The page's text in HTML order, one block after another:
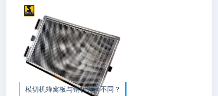
模切机蜂窝板与钢板有何不同？